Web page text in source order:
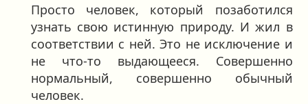
Просто человек, который позаботился
узнать свою истинную природу. И жил в
соответствии с ней. Это не исключение и
не что-то выдающееся. Совершенно
нормальный, совершенно обычный
человек.